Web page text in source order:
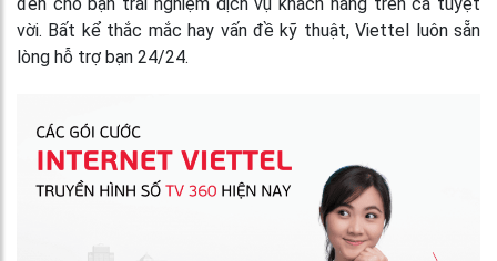
vời. Bất kể thắc mắc hay vấn đề kỹ thuật, Viettel luôn sẵn
lòng hỗ trợ bạn 24/24.